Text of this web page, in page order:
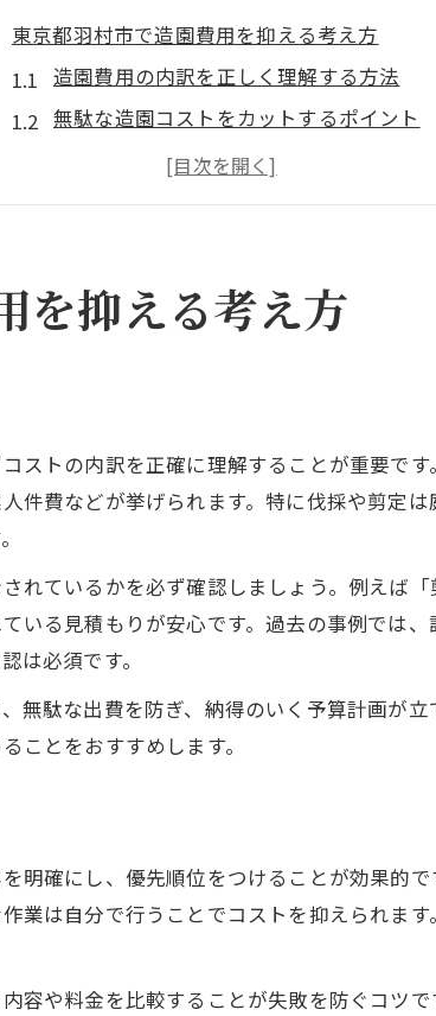
東京都羽村市で造園費用を抑える考え方
造園費用の内訳を正しく理解する方法
無駄な造園コストをカットするポイント
造園でよくある費用トラブルと対策
造園プラン選択がコストに与える影響
安く済ませたい方必見の造園コスト節約術
造園費用を抑えるための事前準備とは
自分でできる造園作業で費用を節約する
造園の相見積もり活用による賢い節約術
コスト重視でも失敗しない造園依頼のコ
造園費用を抑えつつ質を守る業者選び
造園プランの工夫で高品質を維持する方法
材料と作業のバランスが費用に与える影
造園工事後のメンテナンス費用も意識
造園の剪定費用はどこで変わるのか
伐採作業の造園費用目安と特徴
剪定と伐採の適切なタイミング選び
を抑える考え方
ストの内訳を正確に理解することが重要です
件費などが挙げられます。特に伐採や剪定は
れているかを必ず確認しましょう。例えば
いる見積もりが安心です。過去の事例では
は必須です。
無駄な出費を防ぎ、納得のいく予算計画が
ことをおすすめします。
明確にし、優先順位をつけることが効果的
業は自分で行うことでコストを抑えられま
容や料金を比較することが失敗を防ぐコツ